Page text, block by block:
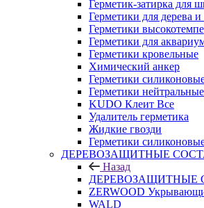
Герметик-затирка для
Герметики для дерева и
Герметики
Герметики для
Герметики кровельные
Химический анкер
Герметики
Герметики нейтральные
KUDO Клеит Все
Удалитель герметика
Жидкие гвозди
Герметики
ДЕРЕВОЗАЩИТНЫЕ
Назад
ДЕРЕВОЗАЩИТНЫЕ
ZERWOOD
WALD